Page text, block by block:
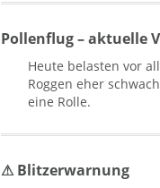
Pollenflug – aktuelle
Heute belasten vor
Roggen eher
eine Rolle.
⚠ Blitzerwarnung